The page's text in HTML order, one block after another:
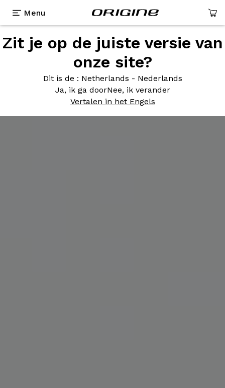
Menu
Zit je op de juiste versie van
onze site?
Dit is de : Netherlands - Nederlands
Ja, ik ga doorNee, ik verander
Vertalen in het Engels